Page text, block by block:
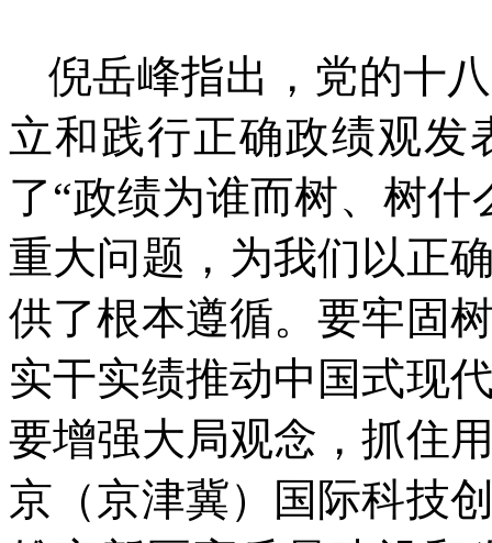
倪岳峰指出，党的十
立和践行正确政绩观发
了“政绩为谁而树、树
重大问题，为我们以正
供了根本遵循。要牢固
实干实绩推动中国式现
要增强大局观念，抓住
京（京津冀）国际科技